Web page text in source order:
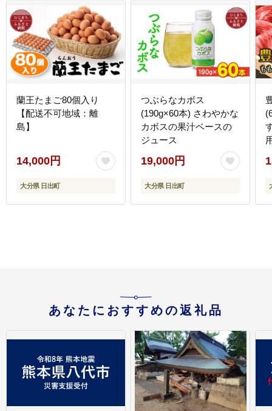
蘭王たまご80個入り
【配送不可地域：離
島】
14,000円
大分県 日出町
つぶらなカボス
(190g×60本) さわやかな
カボスの果汁ベースの
ジュース
19,000円
大分県 日出町
あなたにおすすめの返礼品